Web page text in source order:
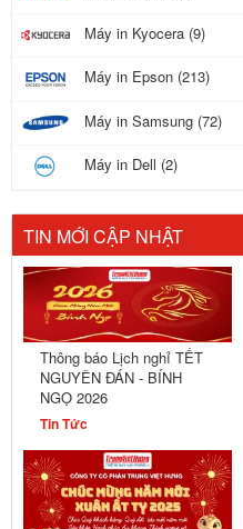
Máy in Kyocera (9)
Máy in Epson (213)
Máy in Samsung (72)
Máy in Dell (2)
TIN MỚI CẬP NHẬT
Thông báo Lịch nghỉ TẾT
NGUYÊN ĐÁN - BÍNH
NGỌ 2026
Tin Tức